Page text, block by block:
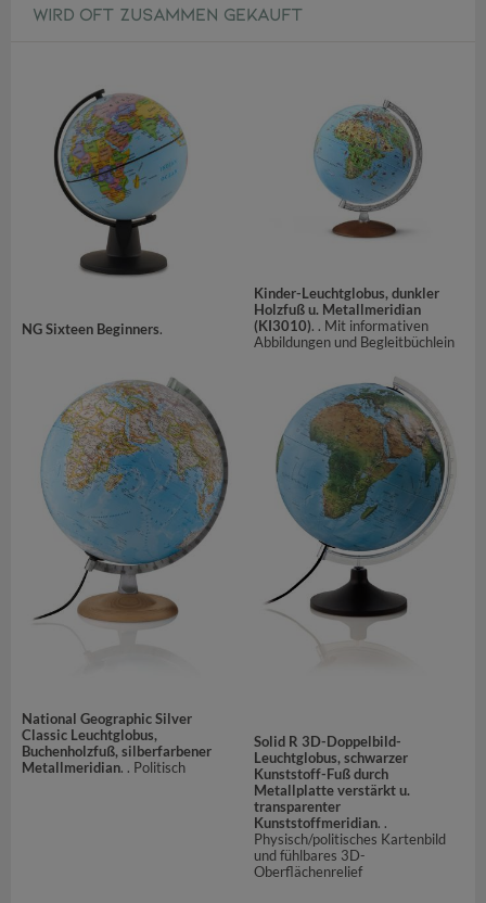
WIRD OFT ZUSAMMEN GEKAUFT
NG Sixteen Beginners.
Kinder-Leuchtglobus, dunkler
Holzfuß u. Metallmeridian
(KI3010). . Mit informativen
Abbildungen und Begleitbüchlein
National Geographic Silver
Classic Leuchtglobus,
Buchenholzfuß, silberfarbener
Metallmeridian. . Politisch
Solid R 3D-Doppelbild-
Leuchtglobus, schwarzer
Kunststoff-Fuß durch
Metallplatte verstärkt u.
transparenter
Kunststoffmeridian. .
Physisch/politisches Kartenbild
und fühlbares 3D-
Oberflächenrelief